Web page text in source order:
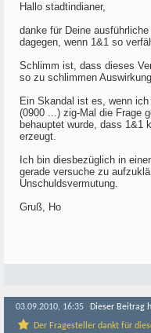
Hallo stadtindianer,
danke für Deine
dagegen, wenn 1&1 so
Schlimm ist, dass dieses
so zu schlimmen
Ein Skandal ist es, wenn
(0900 ...) zig-Mal die Frage
behauptet wurde, dass 1&1
erzeugt.
Ich bin diesbezüglich in
gerade versuche zu
Unschuldsvermutung.
Gruß, Ho
03.09.2010, 16:35 Dieser Beitrag
Der Fragesteller dankt für